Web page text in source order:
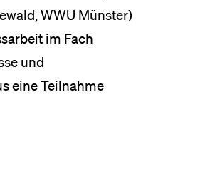
WWU Münster)
im Fach
und
eine Teilnahme